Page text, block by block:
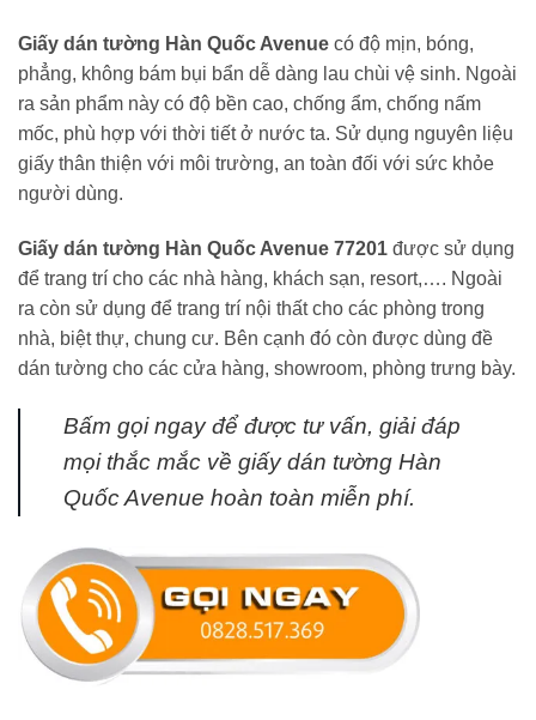
Giấy dán tường Hàn Quốc Avenue có độ mịn, bóng,
phẳng, không bám bụi bẩn dễ dàng lau chùi vệ sinh. Ngoài
ra sản phẩm này có độ bền cao, chống ẩm, chống nấm
mốc, phù hợp với thời tiết ở nước ta. Sử dụng nguyên liệu
giấy thân thiện với môi trường, an toàn đối với sức khỏe
người dùng.
Giấy dán tường Hàn Quốc Avenue 77201 được sử dụng
để trang trí cho các nhà hàng, khách sạn, resort,…. Ngoài
ra còn sử dụng để trang trí nội thất cho các phòng trong
nhà, biệt thự, chung cư. Bên cạnh đó còn được dùng đề
dán tường cho các cửa hàng, showroom, phòng trưng bày.
Bấm gọi ngay để được tư vấn, giải đáp
mọi thắc mắc về giấy dán tường Hàn
Quốc Avenue hoàn toàn miễn phí.